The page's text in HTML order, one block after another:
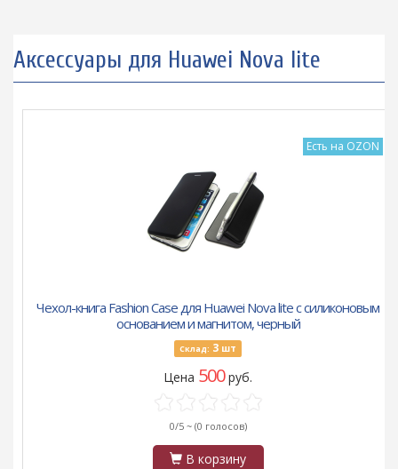
Аксессуары для Huawei Nova lite
Есть на OZON
Чехол-книга Fashion Case для Huawei Nova lite с силиконовым
основанием и магнитом, черный
Склад: 3 шт
Цена 500руб.
0/5 ~ (0 голосов)
В корзину